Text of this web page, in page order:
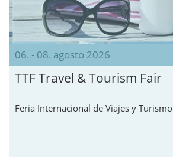
06. - 08. agosto 2026
TTF Travel & Tourism Fair
Feria Internacional de Viajes y Turismo